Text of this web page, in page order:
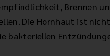
Brennen
Die Hornhaut ist
bakteriellen